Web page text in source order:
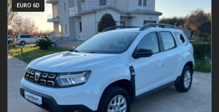
EURO 6D